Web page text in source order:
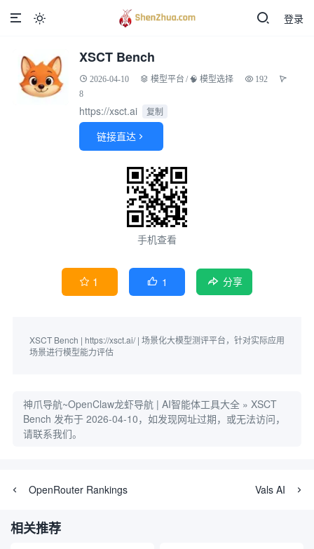
登录

XSCT Bench
2026-04-10 模型平台 / 🧠 模型选择
192
8
https://xsct.ai 复制
链接直达 
手机查看
 1  1 分享
XSCT Bench | https://xsct.ai/ | 场景化大模型测评平台，针对实际应用
场景进行模型能力评估
神爪导航~OpenClaw龙虾导航 | AI智能体工具大全 » XSCT
Bench 发布于 2026-04-10，如发现网址过期，或无法访问，
请联系我们。
OpenRouter Rankings Vals AI
相关推荐